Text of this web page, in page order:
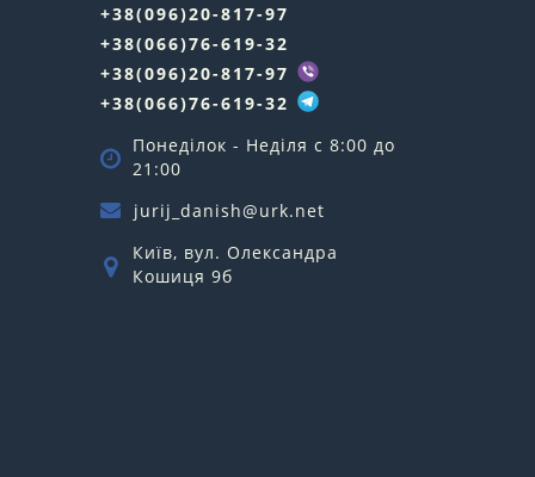
+38(096)20-817-97
+38(066)76-619-32
+38(096)20-817-97
+38(066)76-619-32
Понеділок - Неділя c 8:00 до
21:00
jurij_danish@urk.net
Київ, вул. Олександра
Кошиця 9б